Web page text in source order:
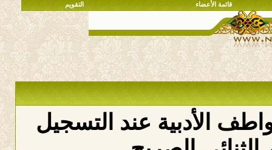
قائمة الأعضاء التقويم
الأدبية عند التسجيل